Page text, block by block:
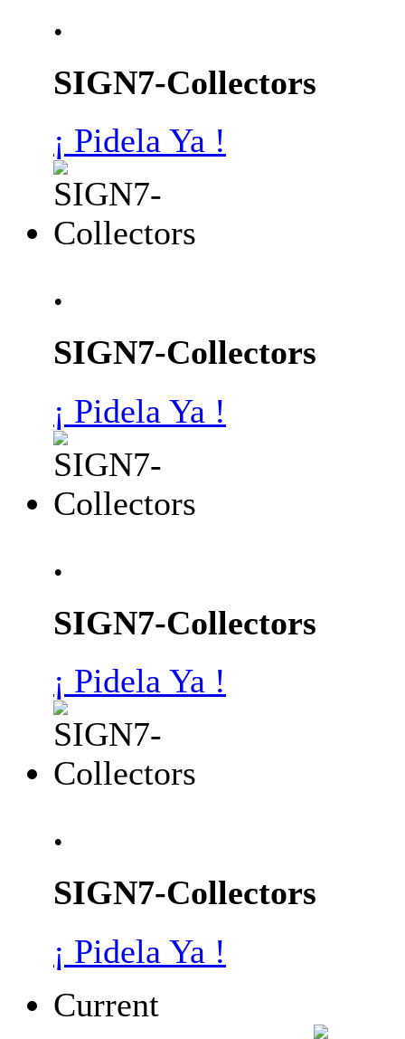
.
SIGN7-Collectors
¡ Pidela Ya !
.
SIGN7-Collectors
¡ Pidela Ya !
.
SIGN7-Collectors
¡ Pidela Ya !
.
SIGN7-Collectors
¡ Pidela Ya !
Current